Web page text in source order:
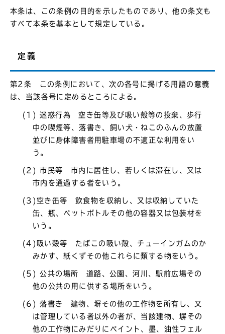
本条は、この条例の目的を示したものであり、他の条文も
すべて本条を基本として規定している。
定義
第2条 この条例において、次の各号に掲げる用語の意義
は、当該各号に定めるところによる。
(1) 迷惑行為 空き缶等及び吸い殻等の投棄、歩行
中の喫煙等、落書き、飼い犬・ねこのふんの放置
並びに身体障害者用駐車場の不適正な利用をい
う。
(2) 市民等 市内に居住し、若しくは滞在し、又は
市内を通過する者をいう。
(3)空き缶等 飲食物を収納し、又は収納していた
缶、瓶、ペットボトルその他の容器又は包装材を
いう。
(4)吸い殻等 たばこの吸い殻、チューインガムのか
みかす、紙くずその他これらに類する物をいう。
(5) 公共の場所 道路、公園、河川、駅前広場その
他の公共の用に供する場所をいう。
(6) 落書き 建物、塀その他の工作物を所有し、又
は管理している者以外の者が、当該建物、塀その
他の工作物にみだりにペイント、墨、油性フェル